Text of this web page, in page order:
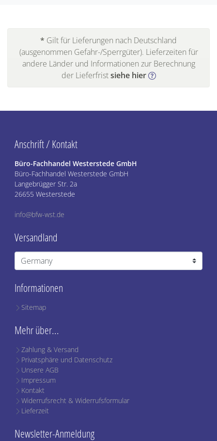
* Gilt für Lieferungen nach Deutschland
(ausgenommen Gefahr-/Sperrgüter). Lieferzeiten für
andere Länder und Informationen zur Berechnung
der Lieferfristsiehe hier
Informationen
Sitemap
Mehr über...
Zahlung & Versand
Privatsphäre und Datenschutz
Unsere AGB
Impressum
Kontakt
Widerrufsrecht & Widerrufsformular
Lieferzeit
Anschrift / Kontakt
Büro-Fachhandel Westerstede GmbH
Büro-Fachhandel Westerstede GmbH
Langebrügger Str. 2a
26655 Westerstede
info@bfw-wst.de
Versandland
Newsletter-Anmeldung